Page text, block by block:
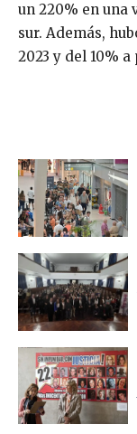
un 220% en una
sur. Además,
2023 y del 10%